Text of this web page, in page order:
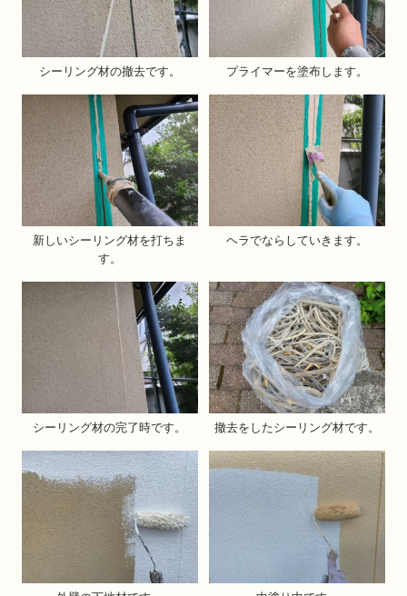
シーリング材の撤去です。 プライマーを塗布します。
新しいシーリング材を打ちま
す。
ヘラでならしていきます。
シーリング材の完了時です。 撤去をしたシーリング材です。